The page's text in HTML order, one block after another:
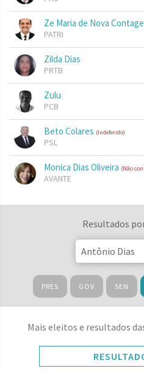
Ze Maria de Nova
PATRI
Zilda Dias
PRTB
Zulu
PCB
Beto Colares (Indeferido)
PSL
Monica Dias Oliveira (Não
AVANTE
Resultados
PRES GOV SEN
Mais eleitos e resultados